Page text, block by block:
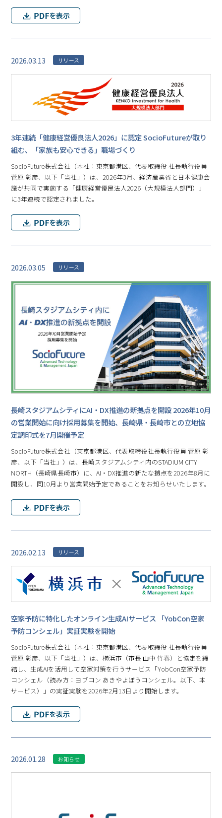
2026.03.13 リリース
3年連続「健康経営優良法人2026」に認定 SocioFutureが取り
組む、「家族も安心できる」職場づくり
SocioFuture株式会社（本社：東京都港区、代表取締役 社長執行役員
菅原 彰彦、以下「当社」）は、2026年3月、経済産業省と日本健康会
議が共同で実施する「健康経営優良法人2026（大規模法人部門）」
に3年連続で認定されました。
2026.03.05 リリース
長崎スタジアムシティにAI・DX推進の新拠点を開設 2026年10月
の営業開始に向け採用募集を開始、長崎県・長崎市との立地協
定調印式を7月開催予定
SocioFuture株式会社（東京都港区、代表取締役社長執行役員 菅原 彰
彦、以下「当社」）は、長崎スタジアムシティ内のSTADIUM CITY
NORTH（長崎県長崎市）に、AI・DX推進の新たな拠点を2026年8月に
開設し、同10月より営業開始予定であることをお知らせいたします。
2026.02.13 リリース
空家予防に特化したオンライン生成AIサービス 「YobCon空家
予防コンシェル」実証実験を開始
SocioFuture株式会社（本社：東京都港区、代表取締役 社長執行役員
菅原 彰彦、以下「当社」）は、横浜市（市長 山中 竹春）と協定を締
結し、生成AIを活用して空家対策を行うサービス「YobCon空家予防
コンシェル（読み方：ヨブコン あきやよぼうコンシェル。以下、本
サービス）」の実証実験を2026年2月13日より開始します。
2026.01.28 お知らせ